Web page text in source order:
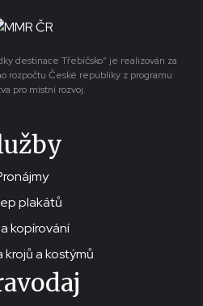
destinace Třebíčsko“ je realizován za
rozpočtu České republiky z programu
pro místní rozvoj.
plakátů
kopírování
krojů a kostýmů